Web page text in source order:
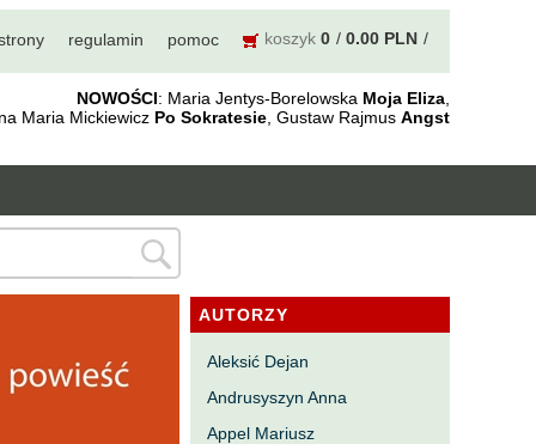
regulamin pomoc koszyk 0 0.00 PLN
NOWOŚCI: Maria Jentys-Borelowska Moja Eliza
Maria Mickiewicz Po Sokratesie , Gustaw Rajmus Angst
AUTORZY
Aleksić Dejan
Andrusyszyn Anna
Appel Mariusz